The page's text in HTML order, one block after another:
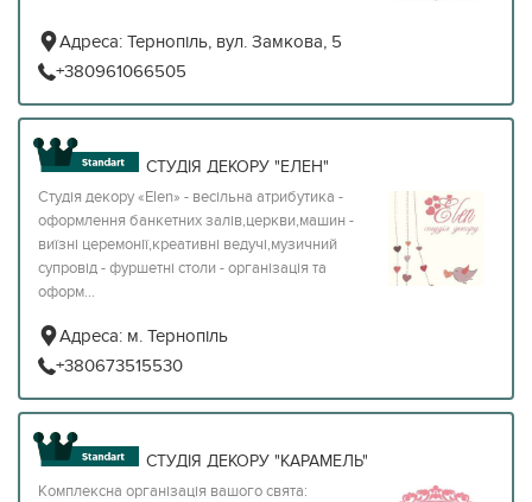
Адреса: Тернопіль, вул. Замкова, 5
+380961066505
СТУДІЯ ДЕКОРУ "ЕЛЕН"
Студія декору «Elen» - весільна атрибутика -
оформлення банкетних залів,церкви,машин -
виїзні церемонії,креативні ведучі,музичний
супровід - фуршетні столи - організація та
оформ...
Адреса: м. Тернопіль
+380673515530
СТУДІЯ ДЕКОРУ "КАРАМЕЛЬ"
Комплексна організація вашого свята: